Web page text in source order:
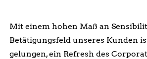
Mit einem hohen Maß an
Betätigungsfeld unseres Kunden
gelungen, ein Refresh des